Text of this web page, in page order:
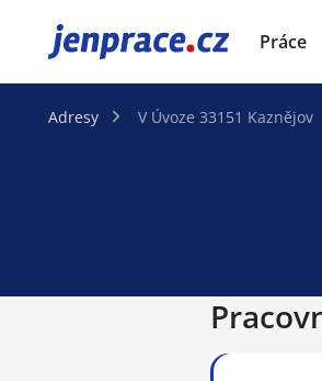
JenPráce.cz Práce
Adresy V Úvoze 33151 Kaznějov